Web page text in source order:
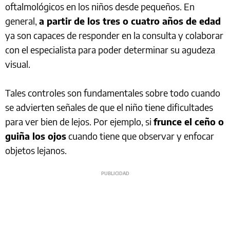
oftalmológicos en los niños desde pequeños. En
general, a partir de los tres o cuatro años de edad
ya son capaces de responder en la consulta y colaborar
con el especialista para poder determinar su agudeza
visual.
Tales controles son fundamentales sobre todo cuando
se advierten señales de que el niño tiene dificultades
para ver bien de lejos. Por ejemplo, si frunce el ceño o
guiña los ojoscuando tiene que observar y enfocar
objetos lejanos.